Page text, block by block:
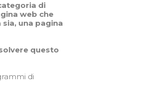
di
web che
una pagina
questo
di